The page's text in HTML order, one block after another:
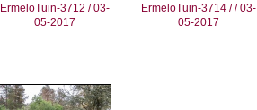
ErmeloTuin-3712 / 03-
05-2017
ErmeloTuin-3714 / / 03-
05-2017